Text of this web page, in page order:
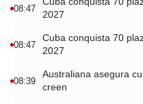
08:47
2027
08:47
Cuba conquista 70
2027
08:39
Australiana asegura
creen